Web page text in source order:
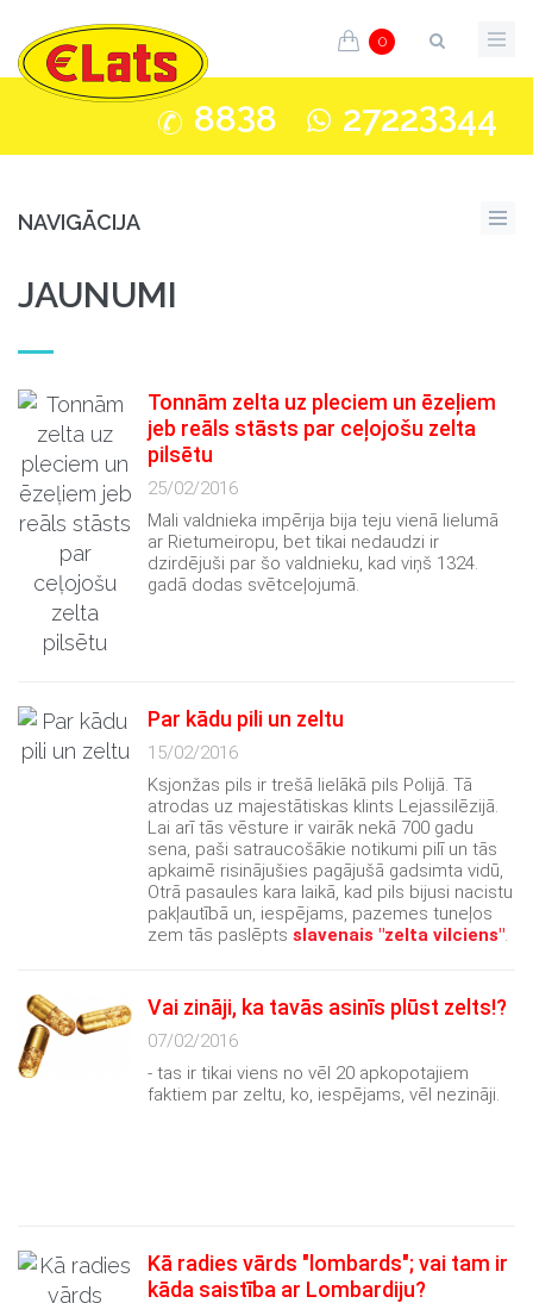
0
8838 27223344
NAVIGĀCIJA
JAUNUMI
Tonnām zelta uz pleciem un ēzeļiem
jeb reāls stāsts par ceļojošu zelta
pilsētu
25/02/2016
Mali valdnieka impērija bija teju vienā lielumā
ar Rietumeiropu, bet tikai nedaudzi ir
dzirdējuši par šo valdnieku, kad viņš 1324.
gadā dodas svētceļojumā.
Par kādu pili un zeltu
15/02/2016
Ksjonžas pils ir trešā lielākā pils Polijā. Tā
atrodas uz majestātiskas klints Lejassilēzijā.
Lai arī tās vēsture ir vairāk nekā 700 gadu
sena, paši satraucošākie notikumi pilī un tās
apkaimē risinājušies pagājušā gadsimta vidū,
Otrā pasaules kara laikā, kad pils bijusi nacistu
pakļautībā un, iespējams, pazemes tuneļos
zem tās paslēpts slavenais "zelta vilciens".
Vai zināji, ka tavās asinīs plūst zelts!?
07/02/2016
- tas ir tikai viens no vēl 20 apkopotajiem
faktiem par zeltu, ko, iespējams, vēl nezināji.
Kā radies vārds "lombards"; vai tam ir
kāda saistība ar Lombardiju?